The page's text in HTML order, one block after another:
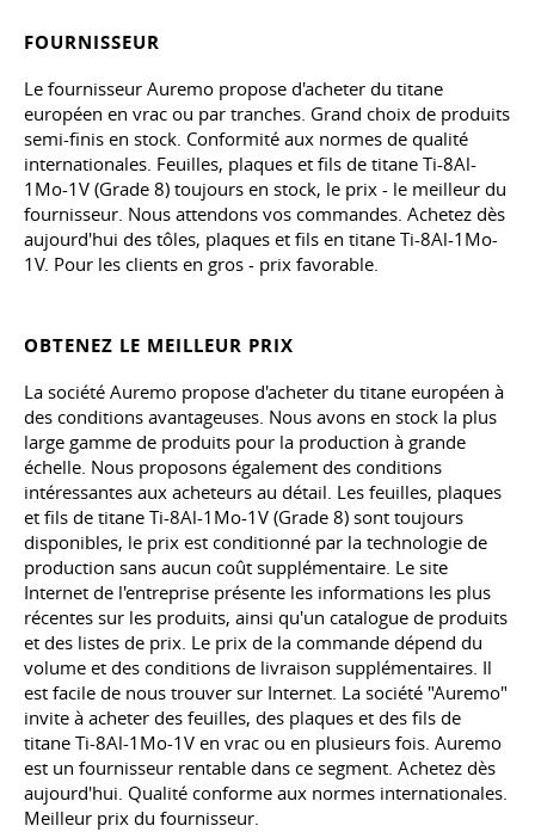
FOURNISSEUR
Le fournisseur Auremo propose d'acheter du titane
européen en vrac ou par tranches. Grand choix de produits
semi-finis en stock. Conformité aux normes de qualité
internationales. Feuilles, plaques et fils de titane Ti-8Al-
1Mo-1V (Grade 8) toujours en stock, le prix - le meilleur du
fournisseur. Nous attendons vos commandes. Achetez dès
aujourd'hui des tôles, plaques et fils en titane Ti-8Al-1Mo-
1V. Pour les clients en gros - prix favorable.
OBTENEZ LE MEILLEUR PRIX
La société Auremo propose d'acheter du titane européen à
des conditions avantageuses. Nous avons en stock la plus
large gamme de produits pour la production à grande
échelle. Nous proposons également des conditions
intéressantes aux acheteurs au détail. Les feuilles, plaques
et fils de titane Ti-8Al-1Mo-1V (Grade 8) sont toujours
disponibles, le prix est conditionné par la technologie de
production sans aucun coût supplémentaire. Le site
Internet de l'entreprise présente les informations les plus
récentes sur les produits, ainsi qu'un catalogue de produits
et des listes de prix. Le prix de la commande dépend du
volume et des conditions de livraison supplémentaires. Il
est facile de nous trouver sur Internet. La société "Auremo"
invite à acheter des feuilles, des plaques et des fils de
titane Ti-8Al-1Mo-1V en vrac ou en plusieurs fois. Auremo
est un fournisseur rentable dans ce segment. Achetez dès
aujourd'hui. Qualité conforme aux normes internationales.
Meilleur prix du fournisseur.